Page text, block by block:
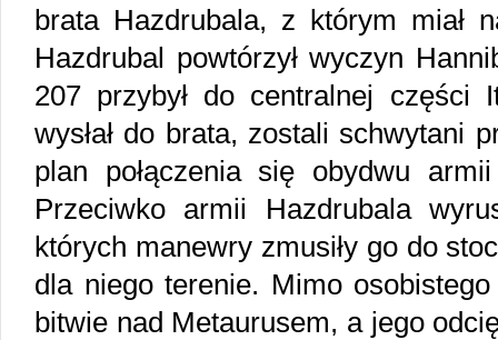
brata Hazdrubala, z którym miał
Hazdrubal powtórzył wyczyn
207 przybył do centralnej części
wysłał do brata, zostali schwytani
plan połączenia się obydwu
Przeciwko armii Hazdrubala
których manewry zmusiły go do
dla niego terenie. Mimo
bitwie nad Metaurusem, a jego